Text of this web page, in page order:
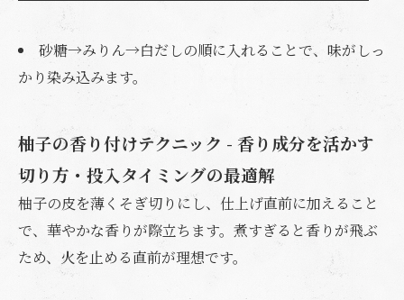
砂糖→みりん→白だしの順に入れることで、味がしっ
かり染み込みます。
柚子の香り付けテクニック - 香り成分を活かす
切り方・投入タイミングの最適解
柚子の皮を薄くそぎ切りにし、仕上げ直前に加えること
で、華やかな香りが際立ちます。煮すぎると香りが飛ぶ
ため、火を止める直前が理想です。